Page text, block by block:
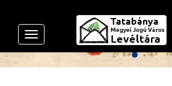
Toggle
navigation